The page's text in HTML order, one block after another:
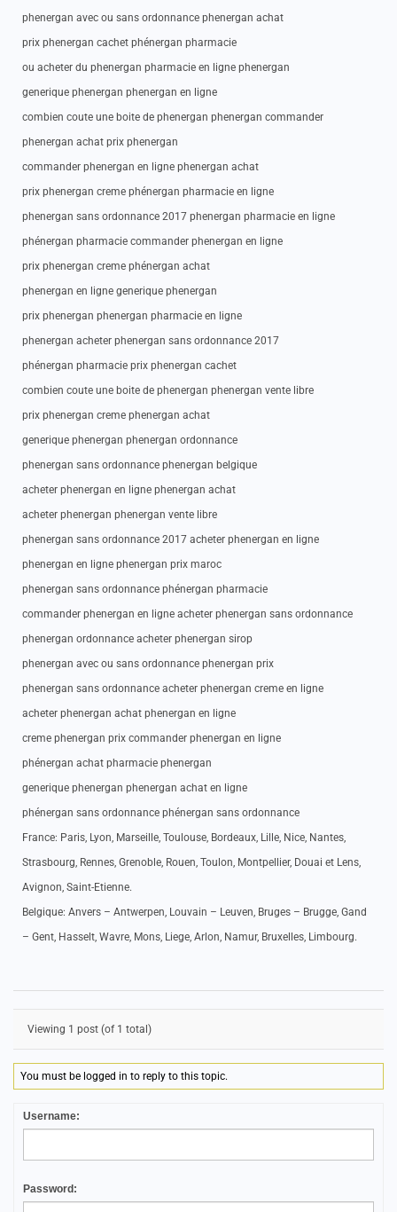
phenergan avec ou sans ordonnance phenergan achat
prix phenergan cachet phénergan pharmacie
ou acheter du phenergan pharmacie en ligne phenergan
generique phenergan phenergan en ligne
combien coute une boite de phenergan phenergan commander
phenergan achat prix phenergan
commander phenergan en ligne phenergan achat
prix phenergan creme phénergan pharmacie en ligne
phenergan sans ordonnance 2017 phenergan pharmacie en ligne
phénergan pharmacie commander phenergan en ligne
prix phenergan creme phénergan achat
phenergan en ligne generique phenergan
prix phenergan phenergan pharmacie en ligne
phenergan acheter phenergan sans ordonnance 2017
phénergan pharmacie prix phenergan cachet
combien coute une boite de phenergan phenergan vente libre
prix phenergan creme phenergan achat
generique phenergan phenergan ordonnance
phenergan sans ordonnance phenergan belgique
acheter phenergan en ligne phenergan achat
acheter phenergan phenergan vente libre
phenergan sans ordonnance 2017 acheter phenergan en ligne
phenergan en ligne phenergan prix maroc
phenergan sans ordonnance phénergan pharmacie
commander phenergan en ligne acheter phenergan sans ordonnance
phenergan ordonnance acheter phenergan sirop
phenergan avec ou sans ordonnance phenergan prix
phenergan sans ordonnance acheter phenergan creme en ligne
acheter phenergan achat phenergan en ligne
creme phenergan prix commander phenergan en ligne
phénergan achat pharmacie phenergan
generique phenergan phenergan achat en ligne
phénergan sans ordonnance phénergan sans ordonnance
France: Paris, Lyon, Marseille, Toulouse, Bordeaux, Lille, Nice, Nantes,
Strasbourg, Rennes, Grenoble, Rouen, Toulon, Montpellier, Douai et Lens,
Avignon, Saint-Etienne.
Belgique: Anvers – Antwerpen, Louvain – Leuven, Bruges – Brugge, Gand
– Gent, Hasselt, Wavre, Mons, Liege, Arlon, Namur, Bruxelles, Limbourg.
Viewing 1 post (of 1 total)
You must be logged in to reply to this topic.
Username:
Password: